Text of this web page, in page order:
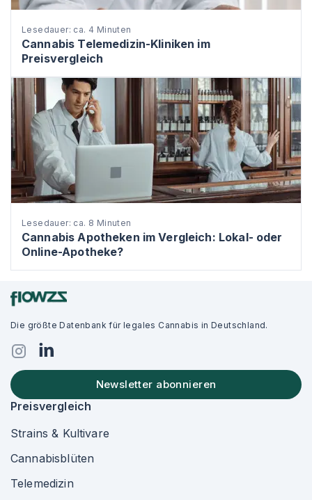
Lesedauer: ca. 4 Minuten
Cannabis Telemedizin-Kliniken im
Preisvergleich
Lesedauer: ca. 8 Minuten
Cannabis Apotheken im Vergleich: Lokal- oder
Online-Apotheke?
Die größte Datenbank für legales Cannabis in Deutschland.
Newsletter abonnieren
Preisvergleich
Strains & Kultivare
Cannabisblüten
Telemedizin